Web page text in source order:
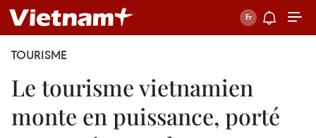
TOURISME
Le tourisme vietnamien
monte en puissance, porté